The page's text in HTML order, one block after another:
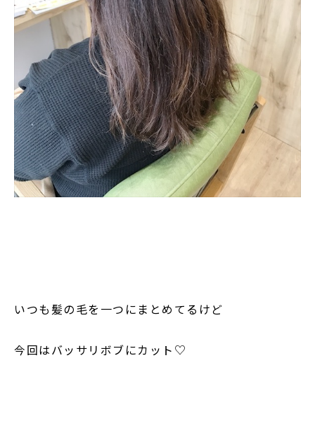
いつも髪の毛を一つにまとめてるけど
今回はバッサリボブにカット♡